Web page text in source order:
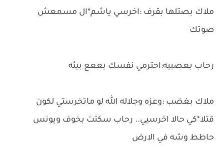
ملاك بصتلها بقرف :اخرسي ياشم*ال مسمعش
صوتك
رحاب بعصبيه:احترمي نفسك يععع بيئه
ملاك بغضب :وعزه وجلاله الله لو ماتخرستي لكون
قتلا*كي حالا اخرسيي.. رحاب سكتت بخوف ويونس
حاطط وشه في الارض